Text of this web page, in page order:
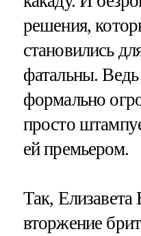
решения,
становились
фатальны.
формально
просто
ей премьером.
Так, Елизавета
вторжение